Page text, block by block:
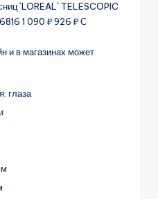
`LOREAL` TELESCOPIC
1 090 ₽ 926 ₽ С
и в магазинах может
глаза